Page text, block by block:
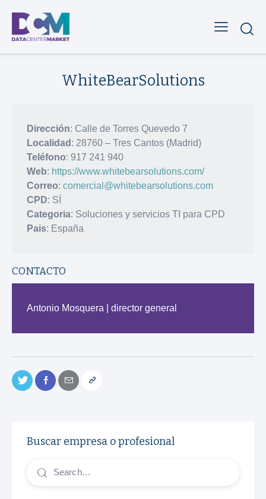
WhiteBearSolutions
Dirección: Calle de Torres Quevedo 7
Localidad : 28760 – Tres Cantos (Madrid)
Teléfono: 917 241 940
Web: https://www.whitebearsolutions.com/
Correo: comercial@whitebearsolutions.com
CPD: SÍ
Categoria: Soluciones y servicios TI para CPD
Pais: España
CONTACTO
Antonio Mosquera | director general
Buscar empresa o profesional